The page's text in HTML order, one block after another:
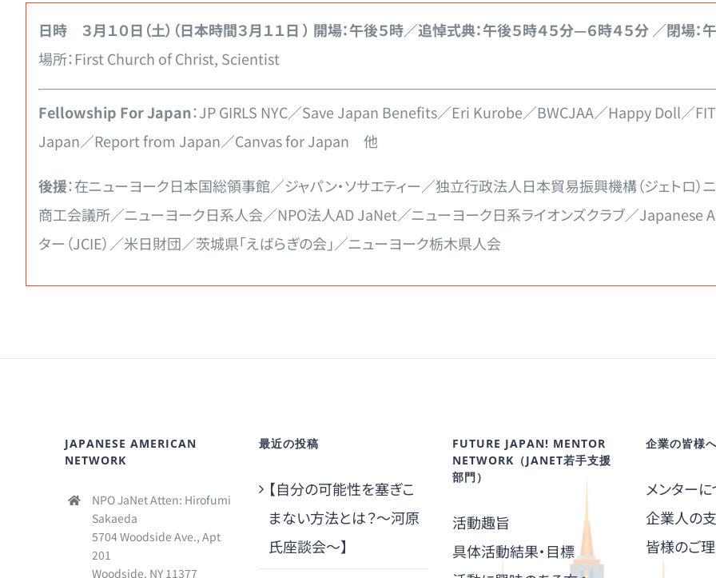
日時 ３月１０日（土）（日本時間３月１１日 ） 開場：午後５時／追悼式典：午後５時４５分—６時４５分 ／閉場：
場所：First Church of Christ, Scientist
Fellowship For Japan：JP GIRLS NYC／Save Japan Benefits／Eri Kurobe／BWCJAA／Happy Doll／
Japan／Report from Japan／Canvas for Japan 他
後援：在ニューヨーク日本国総領事館／ジャパン・ソサエティー／独立行政法人日本貿易振興機構（ジェトロ
商工会議所／ニューヨーク日系人会／NPO法人AD JaNet／ニューヨーク日系ライオンズクラブ／
ター（JCIE）／米日財団／茨城県「えばらぎの会」／ニューヨーク栃木県人会
JAPANESE AMERICAN
NETWORK
NPO JaNet Atten: Hirofumi
Sakaeda
5704 Woodside Ave., Apt
201
Woodside, NY 11377
最近の投稿
【自分の可能性を塞ぎこ
まない方法とは？～河原
氏座談会～】
FUTURE JAPAN! MENTOR
NETWORK（JANET若手支援
部門）
活動趣旨
具体活動結果・目標
企業の皆様
メンター
企業人の
皆様のご